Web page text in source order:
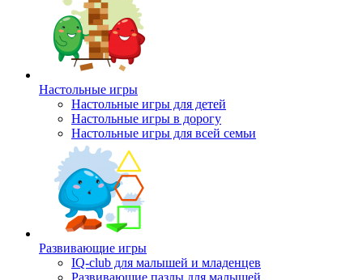
Настольные игры
Настольные игры для детей
Настольные игры в дорогу
Настольные игры для всей семьи
Развивающие игры
IQ-club для малышей и младенцев
Развивающие пазлы для малышей